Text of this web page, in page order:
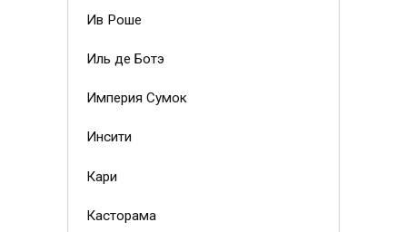
Ив Роше
Иль де Ботэ
Империя Сумок
Инсити
Кари
Касторама